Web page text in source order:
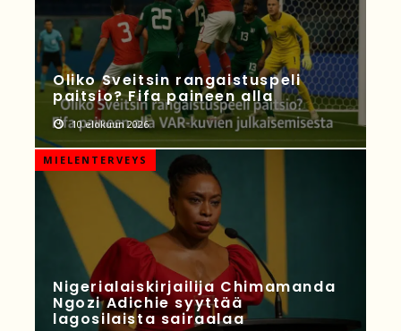
Oliko Sveitsin rangaistuspeli
paitsio? Fifa paineen alla
10 elokuun 2026
MIELENTERVEYS
Nigerialaiskirjailija Chimamanda
Ngozi Adichie syyttää
lagosilaista sairaalaa